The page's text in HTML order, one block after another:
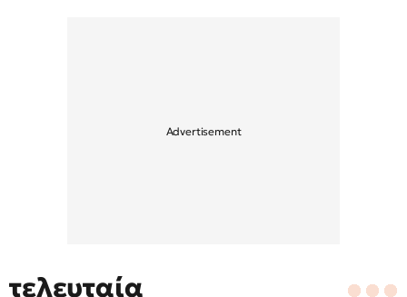
τελευταία